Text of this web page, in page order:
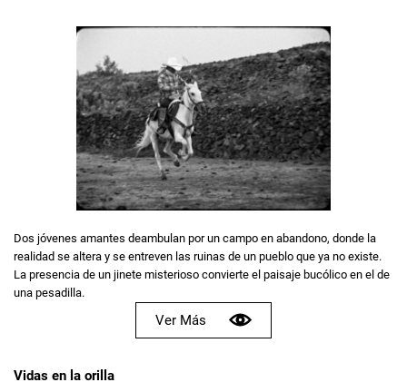
Dos jóvenes amantes deambulan por un campo en abandono, donde la
realidad se altera y se entreven las ruinas de un pueblo que ya no existe.
La presencia de un jinete misterioso convierte el paisaje bucólico en el de
una pesadilla.
Ver Más
Vidas en la orilla